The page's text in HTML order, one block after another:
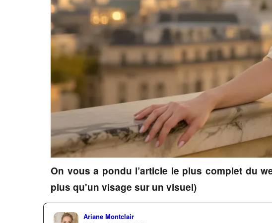
On vous a pondu l’article le plus complet du
plus qu'un visage sur un visuel)
Ariane Montclair